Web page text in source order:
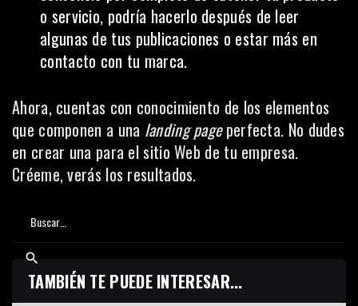
o servicio, podría hacerlo después de leer
algunas de tus publicaciones o estar más en
contacto con tu marca.
Ahora, cuentas con conocimiento de los elementos
que componen a una landing pageperfecta. No dudes
en crear una para el sitio Web de tu empresa.
Créeme, verás los resultados.
TAMBIÉN TE PUEDE INTERESAR...